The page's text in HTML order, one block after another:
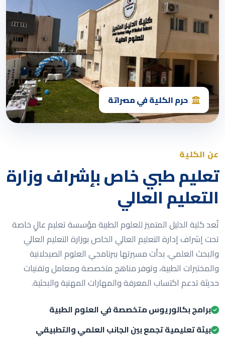
حرم الكلية في مصراتة
عن الكلية
تعليم طبي خاص بإشراف وزارة
التعليم العالي
تُعد كلية الدليل المتميز للعلوم الطبية مؤسسة تعليم عالٍ خاصة
تحت إشراف إدارة التعليم العالي الخاص بوزارة التعليم العالي
والبحث العلمي. بدأت مسيرتها ببرنامجي العلوم الصيدلانية
والمختبرات الطبية، وتوفر مناهج متخصصة ومعامل وتقنيات
حديثة تدعم اكتساب المعرفة والمهارات المهنية والبحثية.
برامج بكالوريوس متخصصة في العلوم الطبية
بيئة تعليمية تجمع بين الجانب العلمي والتطبيقي